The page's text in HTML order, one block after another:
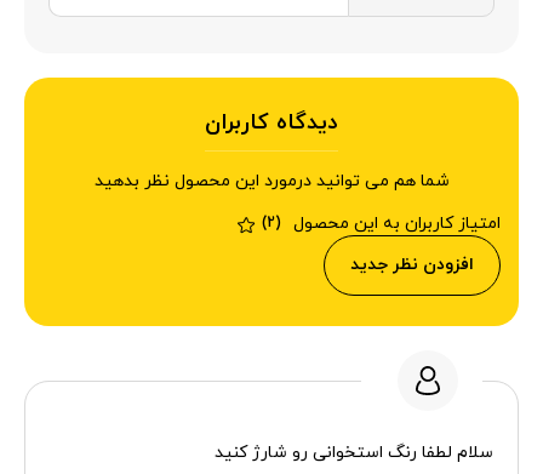
دیدگاه کاربران
شما هم می توانید درمورد این محصول نظر بدهید
امتیاز کاربران به این محصول
(2)
افزودن نظر جدید
سلام لطفا رنگ استخوانی رو شارژ کنید